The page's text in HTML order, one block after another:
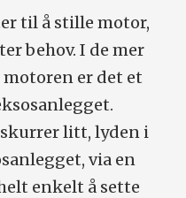
til å stille motor,
behov. I de mer
er det et
litt, lyden i
via en
enkelt å sette